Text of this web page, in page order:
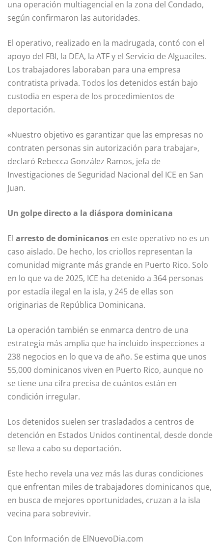
una operación multiagencial en la zona del Condado,
según confirmaron las autoridades.
El operativo, realizado en la madrugada, contó con el
apoyo del FBI, la DEA, la ATF y el Servicio de Alguaciles.
Los trabajadores laboraban para una empresa
contratista privada. Todos los detenidos están bajo
custodia en espera de los procedimientos de
deportación.
«Nuestro objetivo es garantizar que las empresas no
contraten personas sin autorización para trabajar»,
declaró Rebecca González Ramos, jefa de
Investigaciones de Seguridad Nacional del ICE en San
Juan.
Un golpe directo a la diáspora dominicana
El arresto de dominicanos en este operativo no es un
caso aislado. De hecho, los criollos representan la
comunidad migrante más grande en Puerto Rico. Solo
en lo que va de 2025, ICE ha detenido a 364 personas
por estadía ilegal en la isla, y 245 de ellas son
originarias de República Dominicana.
La operación también se enmarca dentro de una
estrategia más amplia que ha incluido inspecciones a
238 negocios en lo que va de año. Se estima que unos
55,000 dominicanos viven en Puerto Rico, aunque no
se tiene una cifra precisa de cuántos están en
condición irregular.
Los detenidos suelen ser trasladados a centros de
detención en Estados Unidos continental, desde donde
se lleva a cabo su deportación.
Este hecho revela una vez más las duras condiciones
que enfrentan miles de trabajadores dominicanos que,
en busca de mejores oportunidades, cruzan a la isla
vecina para sobrevivir.
Con Información de ElNuevoDia.com